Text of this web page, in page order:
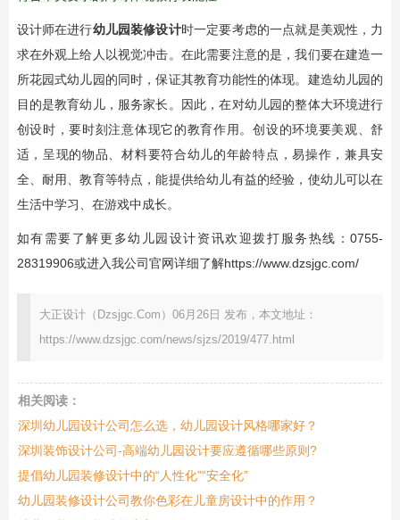
设计师在进行幼儿园装修设计时一定要考虑的一点就是美观性，力
求在外观上给人以视觉冲击。在此需要注意的是，我们要在建造一
所花园式幼儿园的同时，保证其教育功能性的体现。建造幼儿园的
目的是教育幼儿，服务家长。因此，在对幼儿园的整体大环境进行
创设时，要时刻注意体现它的教育作用。创设的环境要美观、舒
适，呈现的物品、材料要符合幼儿的年龄特点，易操作，兼具安
全、耐用、教育等特点，能提供给幼儿有益的经验，使幼儿可以在
生活中学习、在游戏中成长。
如有需要了解更多幼儿园设计资讯欢迎拨打服务热线：0755-
28319906或进入我公司官网详细了解https://www.dzsjgc.com/
大正设计（Dzsjgc.Com）06月26日 发布，本文地址：
https://www.dzsjgc.com/news/sjzs/2019/477.html
相关阅读：
深圳幼儿园设计公司怎么选，幼儿园设计风格哪家好？
深圳装饰设计公司-高端幼儿园设计要应遵循哪些原则?
提倡幼儿园装修设计中的“人性化”“安全化”
幼儿园装修设计公司教你色彩在儿童房设计中的作用？